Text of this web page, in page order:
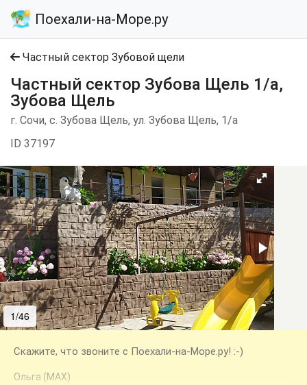
Поехали-на-Море.ру
Частный сектор Зубовой щели
Частный сектор Зубова Щель 1/а,
Зубова Щель
г. Сочи, с. Зубова Щель, ул. Зубова Щель, 1/а
ID 37197
1/46
Скажите, что звоните с Поехали-на-Море.ру! :-)
Ольга (MAX)